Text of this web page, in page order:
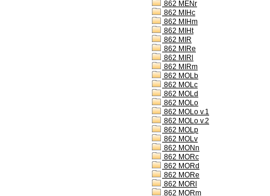
862 MENr
862 MIHc
862 MIHm
862 MIHt
862 MIR
862 MIRe
862 MIRl
862 MIRm
862 MOLb
862 MOLc
862 MOLd
862 MOLo
862 MOLo v.1
862 MOLo v.2
862 MOLp
862 MOLv
862 MONn
862 MORc
862 MORd
862 MORe
862 MORl
862 MORm